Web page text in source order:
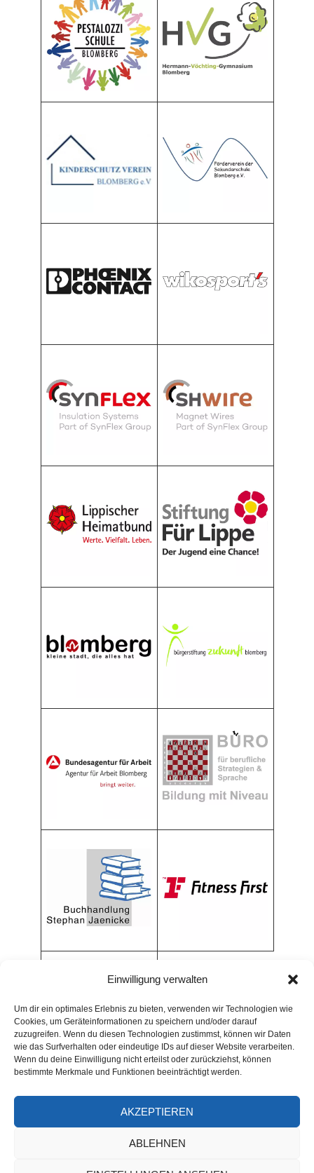
Einwilligung verwalten
Um dir ein optimales Erlebnis zu bieten, verwenden wir Technologien wie
Cookies, um Geräteinformationen zu speichern und/oder darauf
zuzugreifen. Wenn du diesen Technologien zustimmst, können wir Daten
wie das Surfverhalten oder eindeutige IDs auf dieser Website verarbeiten.
Wenn du deine Einwilligung nicht erteilst oder zurückziehst, können
bestimmte Merkmale und Funktionen beeinträchtigt werden.
AKZEPTIEREN
ABLEHNEN